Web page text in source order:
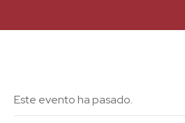
Este evento ha pasado.